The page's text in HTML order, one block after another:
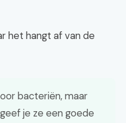
het hangt af van de
bacteriën, maar
je ze een goede